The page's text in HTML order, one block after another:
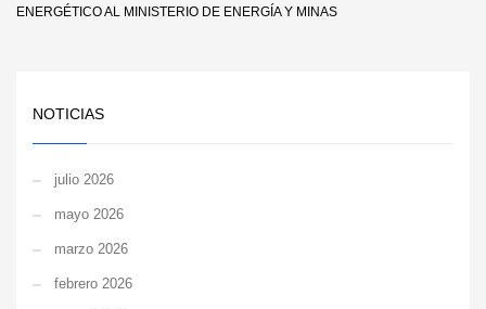
ENERGÉTICO AL MINISTERIO DE ENERGÍA Y MINAS
NOTICIAS
julio 2026
mayo 2026
marzo 2026
febrero 2026